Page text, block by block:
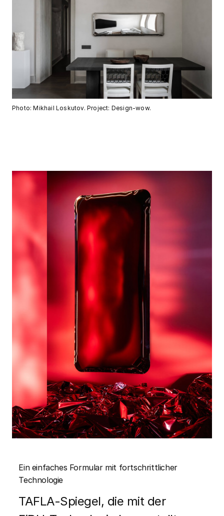
Photo: Mikhail Loskutov. Project: Design-wow.
Ein einfaches Formular mit fortschrittlicher
Technologie
TAFLA-Spiegel, die mit der